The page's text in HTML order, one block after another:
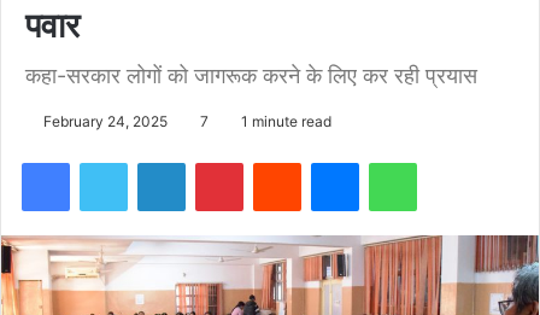
पवार
कहा-सरकार लोगों को जागरूक करने के लिए कर रही प्रयास
February 24, 2025 7 1 minute read